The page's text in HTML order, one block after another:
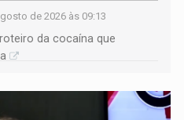
de 2026 às 09:13
da cocaína que